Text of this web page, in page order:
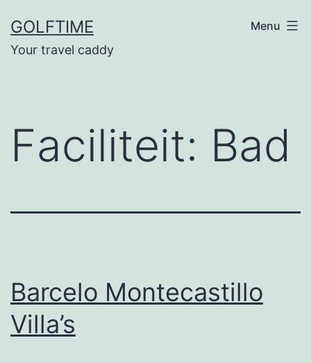
naar
de
GOLFTIME
Your travel caddy
Menu
Faciliteit: Bad
Barcelo Montecastillo
Villa’s